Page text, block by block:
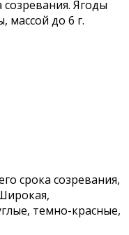
Ягоды
массой до 6 г.
срока созревания,
темно-красные,